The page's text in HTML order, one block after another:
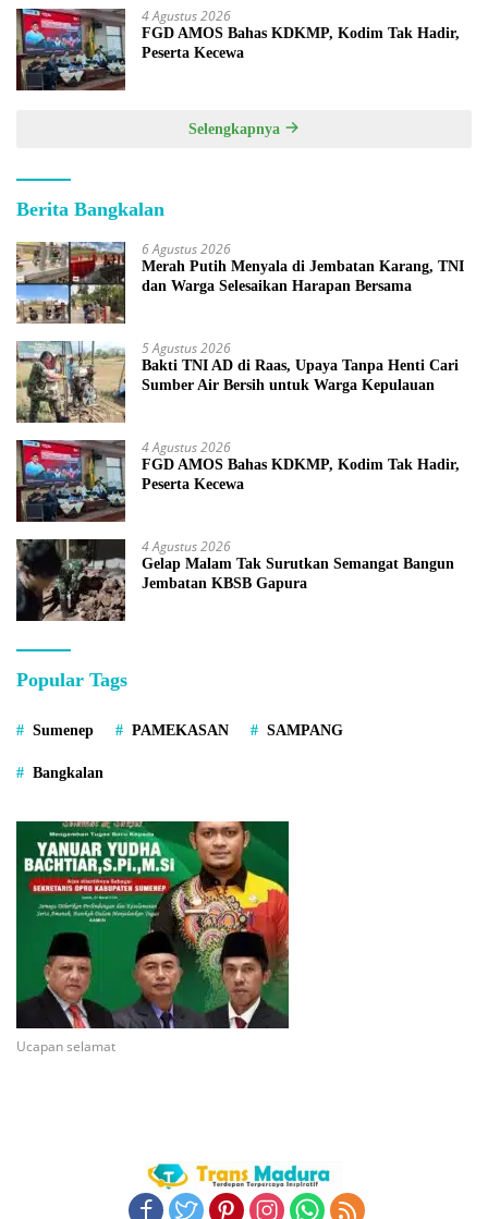
4 Agustus 2026
FGD AMOS Bahas KDKMP, Kodim Tak Hadir,
Peserta Kecewa
Selengkapnya
Berita Bangkalan
6 Agustus 2026
Merah Putih Menyala di Jembatan Karang, TNI
dan Warga Selesaikan Harapan Bersama
5 Agustus 2026
Bakti TNI AD di Raas, Upaya Tanpa Henti Cari
Sumber Air Bersih untuk Warga Kepulauan
4 Agustus 2026
FGD AMOS Bahas KDKMP, Kodim Tak Hadir,
Peserta Kecewa
4 Agustus 2026
Gelap Malam Tak Surutkan Semangat Bangun
Jembatan KBSB Gapura
Popular Tags
Sumenep PAMEKASAN SAMPANG
Bangkalan
Ucapan selamat